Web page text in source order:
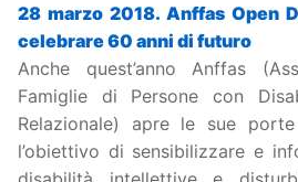
28 marzo 2018. Anffas Open
celebrare 60 anni di futuro
Anche quest’anno Anffas
Famiglie di Persone con
Relazionale) apre le sue
l’obiettivo di sensibilizzare e